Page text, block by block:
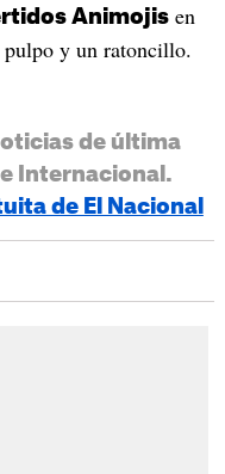
Animojisen
y un ratoncillo.
de última
Internacional.
de El Nacional